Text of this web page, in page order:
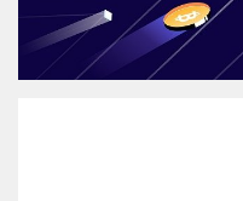
09304891085
شروع گفتگو
@Armteam_admin_103